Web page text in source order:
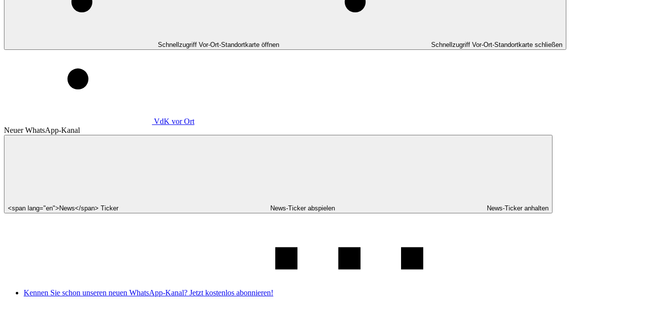
Schnellzugriff Vor-Ort-Standortkarte öffnen Schnellzugriff Vor-Ort-Standortkarte schließen
VdK vor Ort
Neuer WhatsApp-Kanal
<span lang="en">News</span> Ticker News-Ticker abspielen News-Ticker anhalten
Kennen Sie schon unseren neuen WhatsApp-Kanal? Jetzt kostenlos abonnieren!